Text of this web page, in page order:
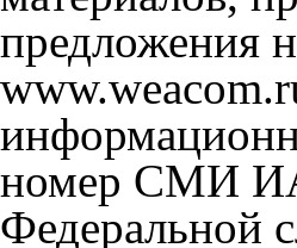
предложения
номер СМИ
Федеральной